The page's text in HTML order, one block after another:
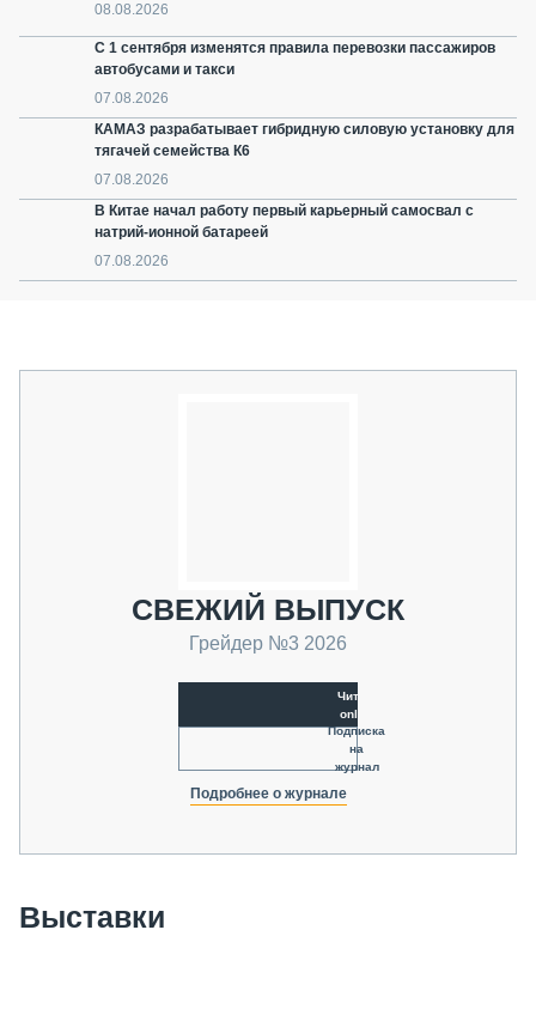
08.08.2026
С 1 сентября изменятся правила перевозки пассажиров
автобусами и такси
07.08.2026
КАМАЗ разрабатывает гибридную силовую установку для
тягачей семейства К6
07.08.2026
В Китае начал работу первый карьерный самосвал с
натрий-ионной батареей
07.08.2026
СВЕЖИЙ ВЫПУСК
Грейдер №3 2026
Читать
online
Подписка
на
журнал
Подробнее о журнале
Выставки